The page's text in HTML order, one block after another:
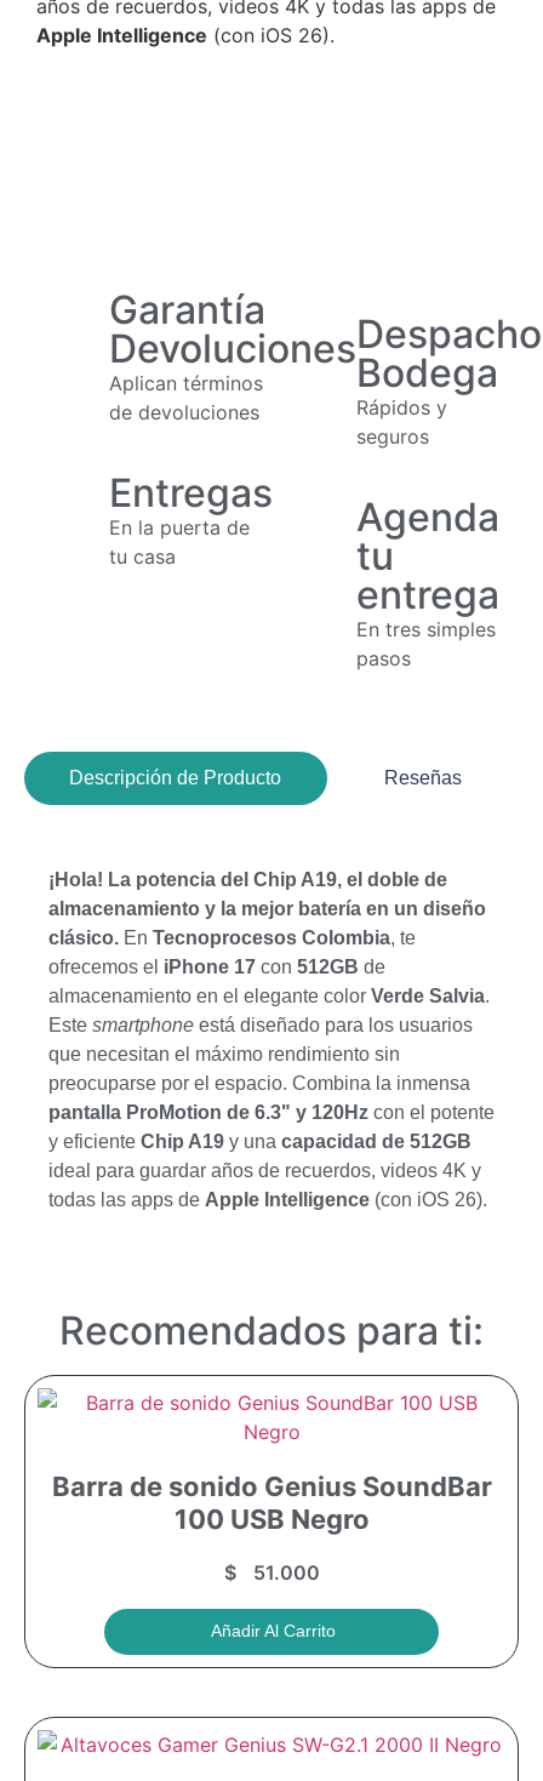
años de recuerdos, videos 4K y todas las apps de
Apple Intelligence (con iOS 26).
Garantía
Devoluciones
Aplican términos
de devoluciones
Bodega
Rápidos y
seguros
Entregas
En la puerta de
tu casa
Agenda
tu
entrega
En tres simples
pasos
Descripción de Producto Reseñas
¡Hola! La potencia del Chip A19, el doble de
almacenamiento y la mejor batería en un diseño
clásico. En Tecnoprocesos Colombia, te
ofrecemos el iPhone 17 con 512GB de
almacenamiento en el elegante color Verde Salvia.
Este smartphone está diseñado para los usuarios
que necesitan el máximo rendimiento sin
preocuparse por el espacio. Combina la inmensa
pantalla ProMotion de 6.3" y 120Hz con el potente
y eficiente Chip A19 y una capacidad de 512GB
ideal para guardar años de recuerdos, videos 4K y
todas las apps de Apple Intelligence (con iOS 26).
Recomendados para ti:
Barra de sonido Genius SoundBar
100 USB Negro
$51.000
Añadir Al Carrito